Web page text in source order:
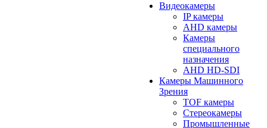
Видеокамеры
IP камеры
AHD камеры
Камеры
специального
назначения
AHD HD-SDI
Камеры Машинного
Зрения
TOF камеры
Стереокамеры
Промышленные